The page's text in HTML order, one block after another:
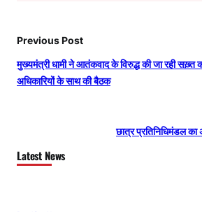
Previous Post
मुख्यमंत्री धामी ने आतंकवाद के विरुद्ध की जा रही सख़्त
अधिकारियों के साथ की बैठक
छात्र प्रतिनिधिमंडल
Latest News